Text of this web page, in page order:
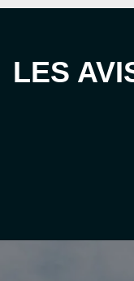
LES